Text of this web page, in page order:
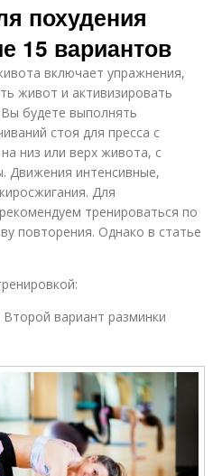
похудения
15 вариантов
включает упражнения,
живот и активизировать
будете выполнять
стоя для пресса с
низ или верх живота, с
Движения интенсивные,
Для
тренироваться по
повторения. Однако в статье
вариант разминки